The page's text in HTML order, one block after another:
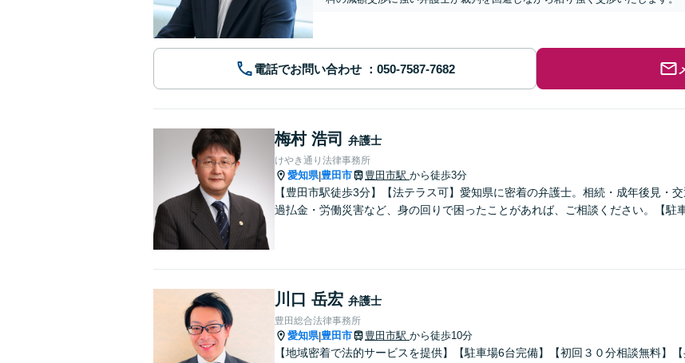
電話でお問い合わせ
梅村 浩司 弁護士
けやき通り法律事務所
愛知県|豊田市 豊田市駅 から徒歩3分
【豊田市駅徒歩3分】【法テラス可】愛知県に密着の弁護士。相続・成年後見・
過払金・労働災害など、身の回りで困ったことがあれば、ご相談ください。【駐
川口 岳宏 弁護士
豊田総合法律事務所
愛知県|豊田市 豊田市駅 から徒歩10分
【地域密着で法的サービスを提供】【駐車場6台完備】【初回３０分相談無料】